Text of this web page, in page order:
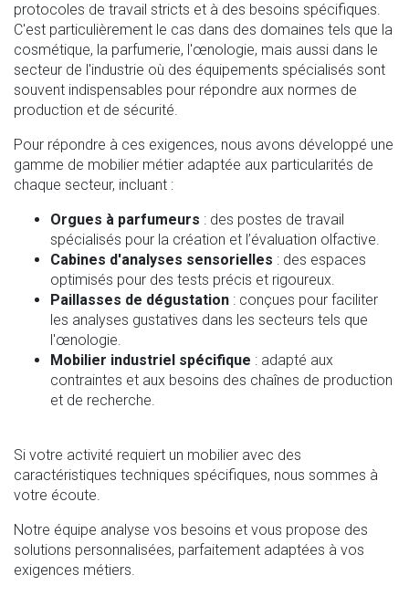
protocoles de travail stricts et à des besoins spécifiques.
C'est particulièrement le cas dans des domaines tels que la
cosmétique, la parfumerie, l'œnologie, mais aussi dans le
secteur de l'industrie où des équipements spécialisés sont
souvent indispensables pour répondre aux normes de
production et de sécurité.
Pour répondre à ces exigences, nous avons développé une
gamme de mobilier métier adaptée aux particularités de
chaque secteur, incluant :
Orgues à parfumeurs : des postes de travail
spécialisés pour la création et l’évaluation olfactive.
Cabines d'analyses sensorielles : des espaces
optimisés pour des tests précis et rigoureux.
Paillasses de dégustation : conçues pour faciliter
les analyses gustatives dans les secteurs tels que
l'œnologie.
Mobilier industriel spécifique : adapté aux
contraintes et aux besoins des chaînes de production
et de recherche.
Si votre activité requiert un mobilier avec des
caractéristiques techniques spécifiques, nous sommes à
votre écoute.
Notre équipe analyse vos besoins et vous propose des
solutions personnalisées, parfaitement adaptées à vos
exigences métiers.